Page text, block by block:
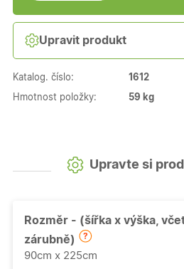
Upravit produkt
Katalog. číslo: 1612
Hmotnost položky: 59 kg
Upravte si
Rozměr - (šířka x výška,
zárubně)
90cm x 225cm